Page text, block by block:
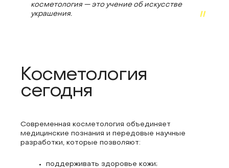
косметология — это учение об искусстве
украшения.
Косметология
сегодня
Современная косметология объединяет
медицинские познания и передовые научные
разработки, которые позволяют:
поддерживать здоровье кожи;